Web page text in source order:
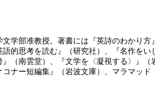
学部准教授。著書には『英詩のわかり
的思考を読む』（研究社）、『名作を
（南雲堂）、『文学を〈凝視する〉』
ナー短編集』（岩波文庫）、マラマッ